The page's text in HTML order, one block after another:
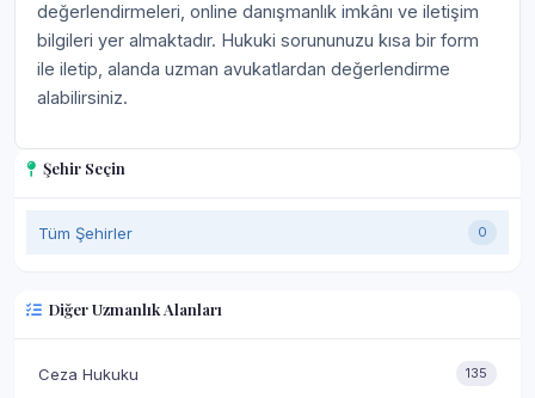
Şehir Seçin
Tüm Şehirler 0
Diğer Uzmanlık Alanları
Ceza Hukuku 135
değerlendirmeleri, online danışmanlık imkânı ve iletişim
bilgileri yer almaktadır. Hukuki sorununuzu kısa bir form
ile iletip, alanda uzman avukatlardan değerlendirme
alabilirsiniz.